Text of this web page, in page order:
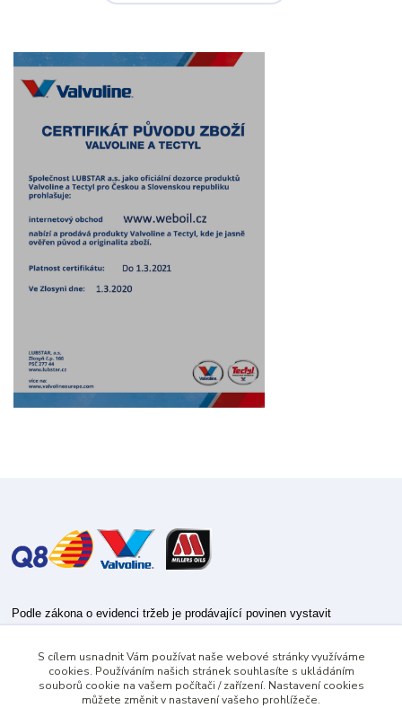
Podle zákona o evidenci tržeb je prodávající povinen vystavit
Zároveň je povinen zaevidovat přijatou tržbu u správce daně online; v
případě technického výpadku pak nejpozději do 48 hodin.
S cílem usnadnit Vám používat naše webové stránky využíváme
cookies. Používáním našich stránek souhlasíte s ukládáním
souborů cookie na vašem počítači / zařízení. Nastavení cookies
můžete změnit v nastavení vašeho prohlížeče.